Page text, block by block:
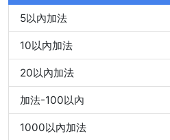
5以內加法
10以內加法
20以內加法
加法-100以內
1000以內加法